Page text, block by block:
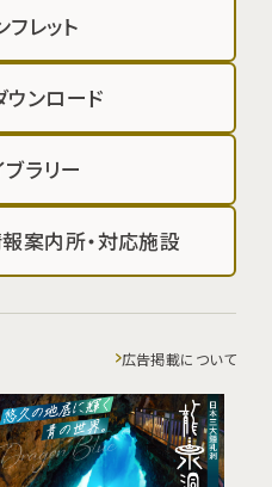
レット
ンロード
ラリー
案内所・対応施設
広告掲載について